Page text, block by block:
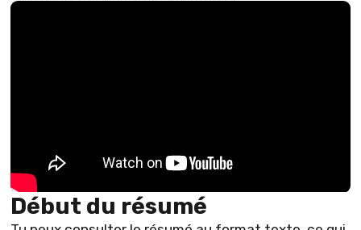
Début du résumé